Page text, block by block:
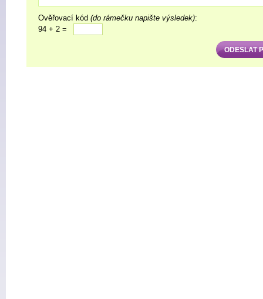
Ověřovací kód (do rámečku napište výsledek):
94 + 2 =